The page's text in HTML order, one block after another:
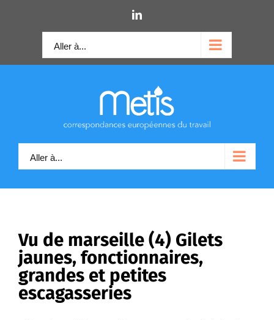
LinkedIn
Aller à...
Aller à...
Vu de marseille (4) Gilets
jaunes, fonctionnaires,
grandes et petites
escagasseries